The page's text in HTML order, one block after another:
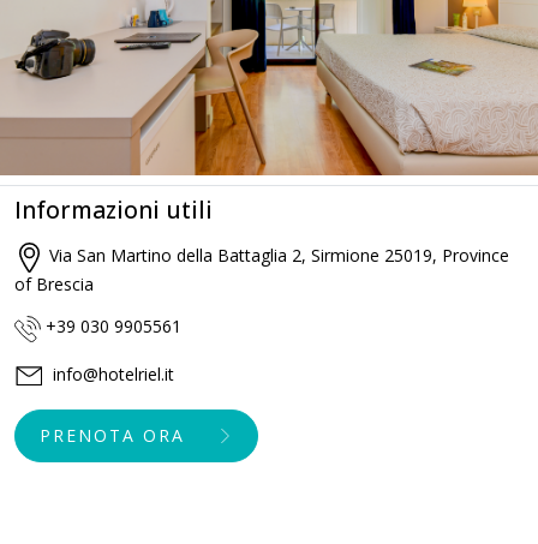
Informazioni utili
Via San Martino della Battaglia 2, Sirmione 25019, Province
of Brescia
+39 030 9905561
info@hotelriel.it
PRENOTA ORA